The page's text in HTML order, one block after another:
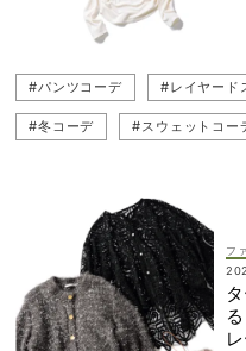
#パンツコーデ #レイヤード
#冬コーデ #スウェットコー
#ATON（エイトン）
#木佐貫まや #Chaos（カオ
フ